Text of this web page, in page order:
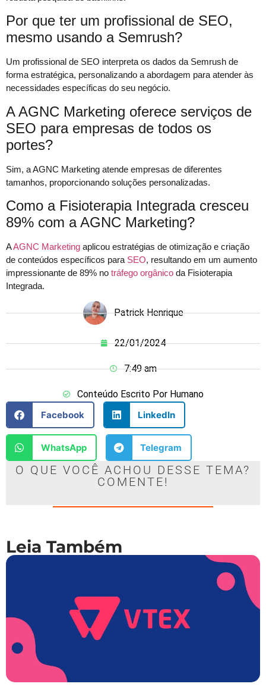
Por que ter um profissional de SEO,
mesmo usando a Semrush?
Um profissional de SEO interpreta os dados da Semrush de
forma estratégica, personalizando a abordagem para atender às
necessidades específicas do seu negócio.
A AGNC Marketing oferece serviços de
SEO para empresas de todos os
portes?
Sim, a AGNC Marketing atende empresas de diferentes
tamanhos, proporcionando soluções personalizadas.
Como a Fisioterapia Integrada cresceu
89% com a AGNC Marketing?
AAGNC Marketing aplicou estratégias de otimização e criação
de conteúdos específicos para SEO, resultando em um aumento
impressionante de 89% no tráfego orgânico da Fisioterapia
Integrada.
Patrick Henrique
22/01/2024
7:49 am
Conteúdo Escrito Por Humano
Facebook
LinkedIn
WhatsApp Telegram
O QUE VOCÊ ACHOU DESSE TEMA?
COMENTE!
Leia Também